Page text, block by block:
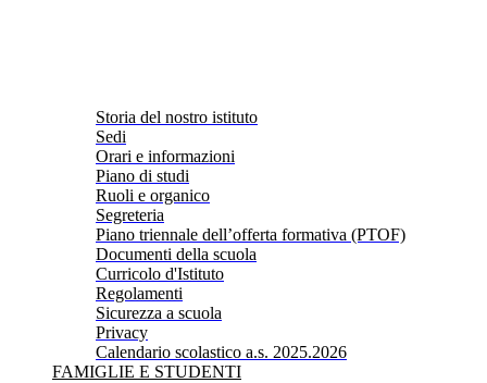
Storia del nostro istituto
Sedi
Orari e informazioni
Piano di studi
Ruoli e organico
Segreteria
Piano triennale dell’offerta formativa (PTOF)
Documenti della scuola
Curricolo d'Istituto
Regolamenti
Sicurezza a scuola
Privacy
Calendario scolastico a.s. 2025.2026
FAMIGLIE E STUDENTI